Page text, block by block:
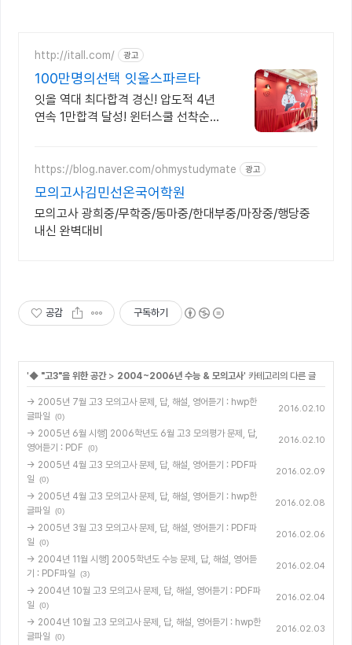
http://itall.com/ 광고
100만명의선택 잇올스파르타
잇올 역대 최다합격 경신! 압도적 4년
연속 1만합격 달성! 윈터스쿨 선착순
우
https://blog.naver.com/ohmystudymate 광고
모의고사김민선온국어학원
모의고사 광희중/무학중/동마중/한대부중/마장중/행당중
내신 완벽대비
공감 구독하기
'◆ "고3"을 위한 공간 > 2004~2006년 수능 & 모의고사' 카테고리의 다른 글
→ 2005년 7월 고3 모의고사 문제, 답, 해설, 영어듣기 : hwp한
글파일
(0)
2016.02.10
→ 2005년 6월 시행] 2006학년도 6월 고3 모의평가 문제, 답,
영어듣기 : PDF
(0)
2016.02.10
→ 2005년 4월 고3 모의고사 문제, 답, 해설, 영어듣기 : PDF파
일
(0)
2016.02.09
→ 2005년 4월 고3 모의고사 문제, 답, 해설, 영어듣기 : hwp한
글파일
(0)
2016.02.08
→ 2005년 3월 고3 모의고사 문제, 답, 해설, 영어듣기 : PDF파
일
(0)
2016.02.06
→ 2004년 11월 시행] 2005학년도 수능 문제, 답, 해설, 영어듣
기 : PDF파일
(3)
2016.02.04
→ 2004년 10월 고3 모의고사 문제, 답, 해설, 영어듣기 : PDF파
일
(0)
2016.02.04
→ 2004년 10월 고3 모의고사 문제, 답, 해설, 영어듣기 : hwp한
글파일
(0)
2016.02.03